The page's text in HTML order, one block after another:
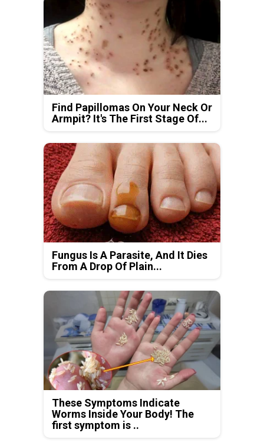
Find Papillomas On Your Neck Or
Armpit? It's The First Stage Of...
Fungus Is A Parasite, And It Dies
From A Drop Of Plain...
These Symptoms Indicate
Worms Inside Your Body! The
first symptom is ..